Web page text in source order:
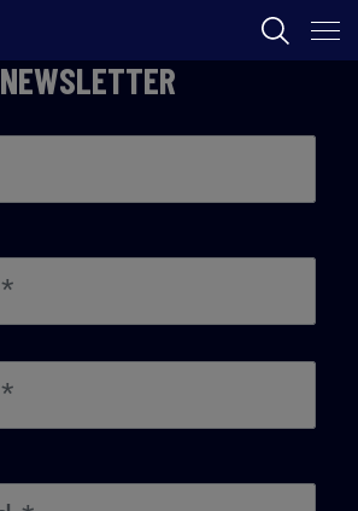
NEWSLETTER